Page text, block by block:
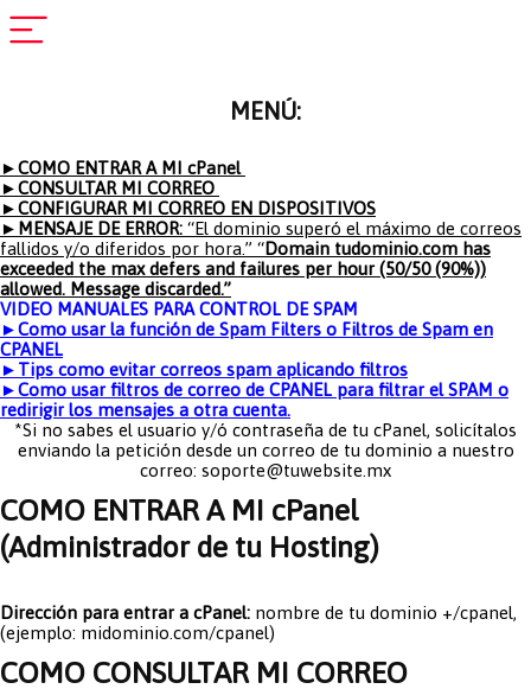
MENÚ:
►COMO ENTRAR A MI cPanel
►CONSULTAR MI CORREO
►CONFIGURAR MI CORREO EN DISPOSITIVOS
►MENSAJE DE ERROR: “El dominio superó el máximo de correos
fallidos y/o diferidos por hora.” “Domain tudominio.com has
exceeded the max defers and failures per hour (50/50 (90%))
allowed. Message discarded.”
VIDEO MANUALES PARA CONTROL DE SPAM
►Como usar la función de Spam Filters o Filtros de Spam en
CPANEL
►Tips como evitar correos spam aplicando filtros
►Como usar filtros de correo de CPANEL para filtrar el SPAM o
redirigir los mensajes a otra cuenta.
*Si no sabes el usuario y/ó contraseña de tu cPanel, solicítalos
enviando la petición desde un correo de tu dominio a nuestro
correo: soporte@tuwebsite.mx
COMO ENTRAR A MI cPanel
(Administrador de tu Hosting)
Dirección para entrar a cPanel: nombre de tu dominio +/cpanel,
(ejemplo: midominio.com/cpanel)
COMO CONSULTAR MI CORREO